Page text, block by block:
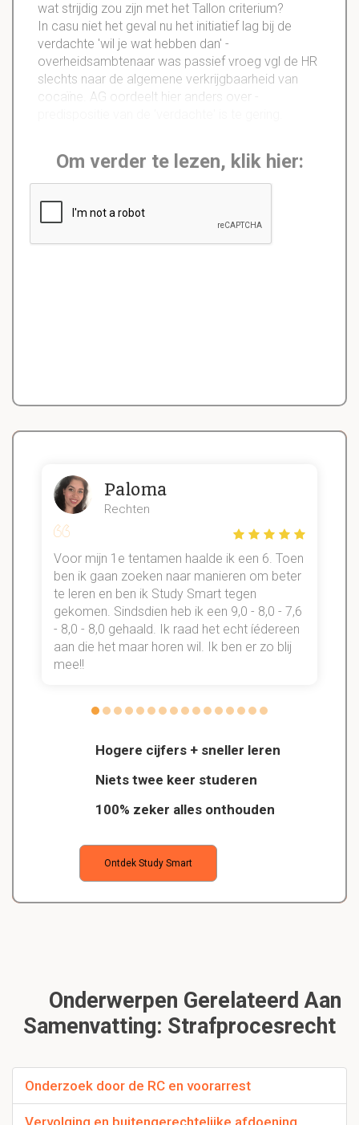
wat strijdig zou zijn met het Tallon criterium?
In casu niet het geval nu het initiatief lag bij de
verdachte 'wil je wat hebben dan' -
overheidsambtenaar was passief vroeg vgl de HR
slechts naar de algemene verkrijgbaarheid van
cocaïne. AG oordeelt hier anders over -
Om verder te lezen, klik hier:
Hogere cijfers + sneller leren
Niets twee keer studeren
100% zeker alles onthouden
Ontdek Study Smart
Paloma
Rechten
Voor mijn 1e tentamen haalde ik een 6. Toen
ben ik gaan zoeken naar manieren om beter
te leren en ben ik Study Smart tegen
gekomen. Sindsdien heb ik een 9,0 - 8,0 - 7,6
- 8,0 - 8,0 gehaald. Ik raad het echt íédereen
aan die het maar horen wil. Ik ben er zo blij
mee!!
Onderwerpen Gerelateerd Aan
Samenvatting: Strafprocesrecht
Onderzoek door de RC en voorarrest